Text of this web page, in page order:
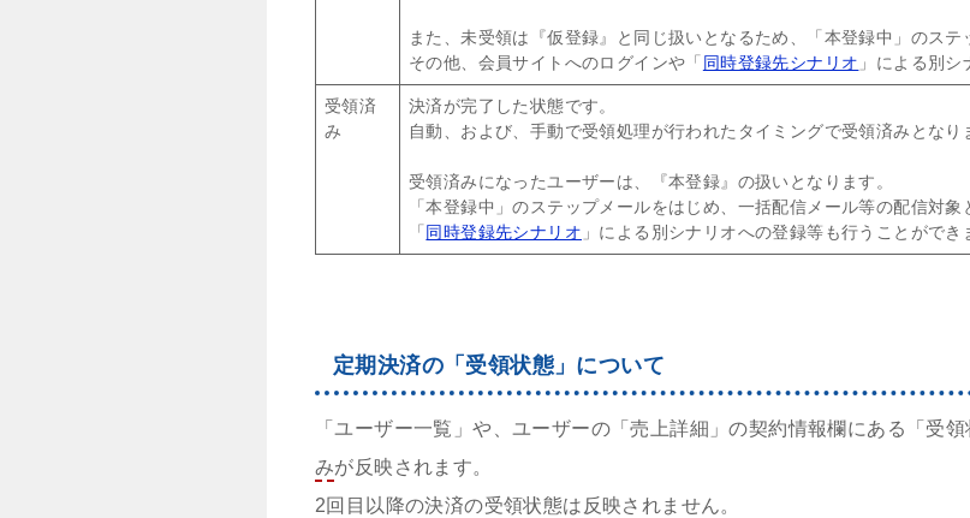
また、未受領は『仮登録』と同じ扱いとなるため、「本登録中」のステ
その他、会員サイトへのログインや「 同時登録先シナリオ 」による別シ
受領済
み
決済が完了した状態です。
自動、および、手動で受領処理が行われたタイミングで受領済みとなり
受領済みになったユーザーは、『本登録』の扱いとなります。
「本登録中」のステップメールをはじめ、一括配信メール等の配信対
「 同時登録先シナリオ 」による別シナリオへの登録等も行うことができ
定期決済の「受領状態」について
「ユーザー一覧」や、ユーザーの「売上詳細」の契約情報欄にある「受
みが反映されます。
2回目以降の決済の受領状態は反映されません。